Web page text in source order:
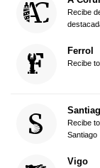
Recibe
Ferrol
Recibe
Recibe
Santiago
Vigo